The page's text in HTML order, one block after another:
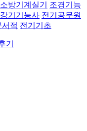
소방기계실기
조경기능
기기능사 전기공무원
서적 전기기초
기